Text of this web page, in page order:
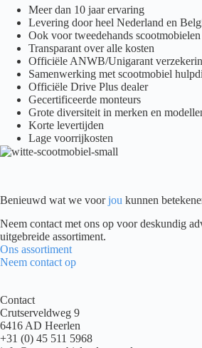
Meer dan 10 jaar ervaring
Levering door heel Nederland en
Ook voor tweedehands scootmobielen
Transparant over alle kosten
Officiële ANWB/Unigarant
Samenwerking met scootmobiel
Officiële Drive Plus dealer
Gecertificeerde monteurs
Grote diversiteit in merken en
Korte levertijden
Lage voorrijkosten
Benieuwd wat we voorjou kunnen
Neem contact met ons op voor deskundig
uitgebreide assortiment.
Ons assortiment
Neem contact op
Contact
Crutserveldweg 9
6416 AD Heerlen
+31 (0) 45 511 5968